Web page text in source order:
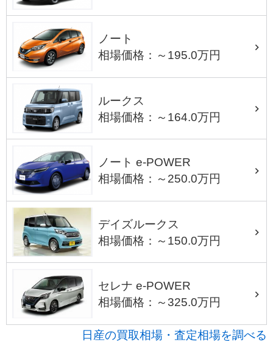
ノート
相場価格：～195.0万円
ルークス
相場価格：～164.0万円
ノート e-POWER
相場価格：～250.0万円
デイズルークス
相場価格：～150.0万円
セレナ e-POWER
相場価格：～325.0万円
日産の買取相場・査定相場を調べる